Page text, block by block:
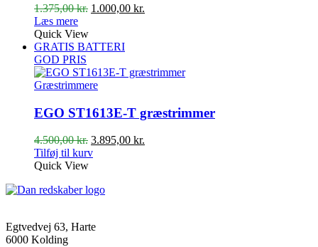
1.375,00kr. Den
var:
1.000,00 kr.
Læs mere
Quick View
GRATIS BATTERI
GOD PRIS
Græstrimmere
EGO ST1613E-T græstrimmer
4.500,00kr. Den
oprindelige
4.500,00 kr..
3.895,00 kr.
Tilføj til kurv
Quick View
Egtvedvej 63, Harte
6000 Kolding